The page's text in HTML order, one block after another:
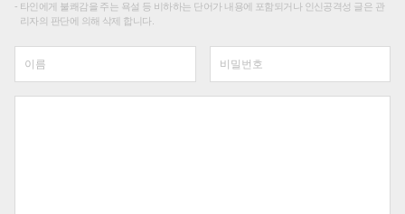
타인에게 불쾌감을 주는 욕설 등 비하하는 단어가 내용에 포함되거나 인신공격성 글은 관
리자의 판단에 의해 삭제 합니다.